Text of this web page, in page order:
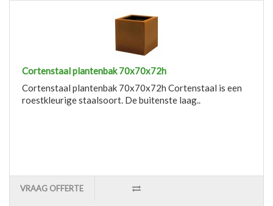
Cortenstaal plantenbak 70x70x72h
Cortenstaal plantenbak 70x70x72h Cortenstaal is een
roestkleurige staalsoort. De buitenste laag..
VRAAG OFFERTE